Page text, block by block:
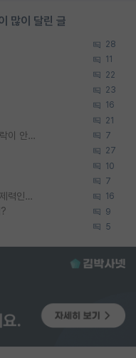
많이 달린 글
28
11
22
23
16
21
석박사 과정 합격하고, 컨택했던교수님이 연락이 안됩니다... 7
27
10
7
박사진학하기에 2억은 괜찮은 (?) 정도의 경제력인가요 16
9
5